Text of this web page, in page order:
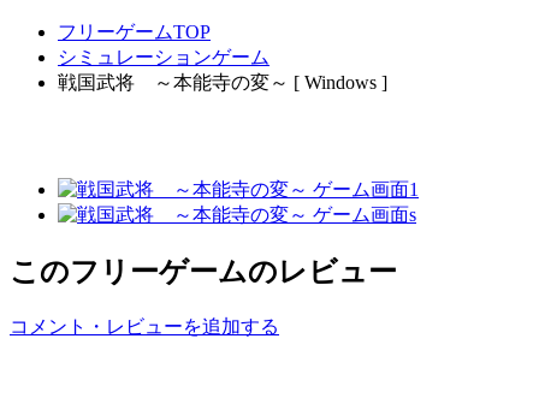
フリーゲームTOP
シミュレーションゲーム
戦国武将 ～本能寺の変～ [ Windows ]
このフリーゲームのレビュー
コメント・レビューを追加する